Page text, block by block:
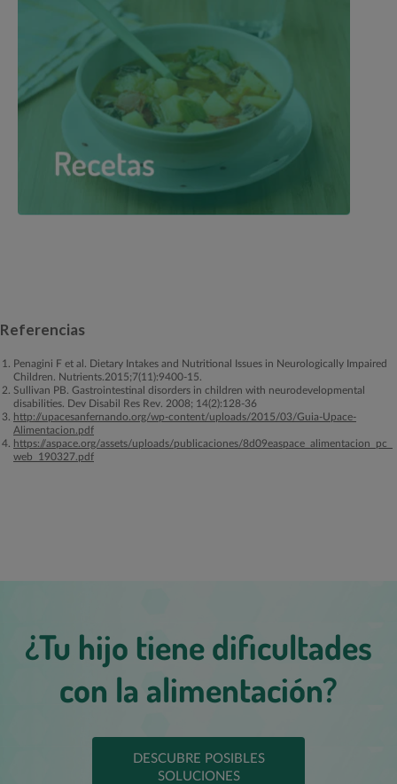
Referencias
Penagini F et al. Dietary Intakes and Nutritional Issues in Neurologically Impaired
Children. Nutrients.2015;7(11):9400-15.
Sullivan PB. Gastrointestinal disorders in children with neurodevelopmental
disabilities. Dev Disabil Res Rev. 2008; 14(2):128-36
http://upacesanfernando.org/wp-content/uploads/2015/03/Guia-Upace-
Alimentacion.pdf
https://aspace.org/assets/uploads/publicaciones/8d09easpace_alimentacion_pc_
web_190327.pdf
¿Tu hijo tiene dificultades
con la alimentación?
DESCUBRE POSIBLES
SOLUCIONES